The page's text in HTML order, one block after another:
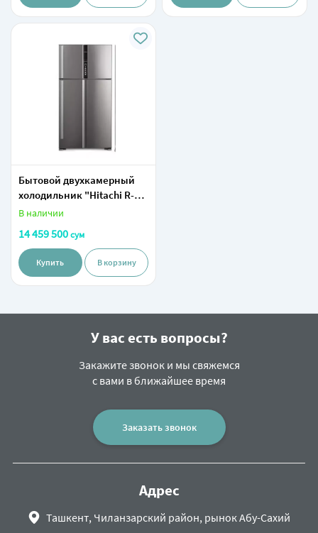
Бытовой двухкамерный
холодильник "Hitachi R-
V720PUC1KX INX"
В наличии
14 459 500сум
Купить В корзину
У вас есть вопросы?
Закажите звонок и мы свяжемся
с вами в ближайшее время
Заказать звонок
Адрес
Ташкент, Чиланзарский район, рынок Абу-Сахий